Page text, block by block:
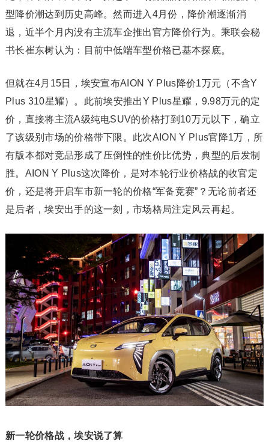
型降价潮达到历史高峰。然而进入4月份，降价潮逐渐消
退，近半个月内没有主流车企推出官方降价行为。乘联会秘
书长崔东树认为：目前中低端车型价格已基本探底。
但就在4月15日，埃安宣布AION Y Plus降价1万元（不含Y
Plus 310星耀）。此前埃安推出Y Plus星耀，9.98万元的定
价，直接将主流A级纯电SUV的价格打到10万元以下，确立
了该级别市场的价格带下限。此次AION Y Plus官降1万，所
有版本都对竞品形成了压倒性的性价比优势，典型的后发制
胜。AION Y Plus这次降价，是对本轮行业价格战的收官定
价，还是将开启车市新一轮的价格“军备竞赛”？无论前者还
是后者，埃安出手的这一刻，市场格局注定风云再起。
新一轮价格战，埃安说了算